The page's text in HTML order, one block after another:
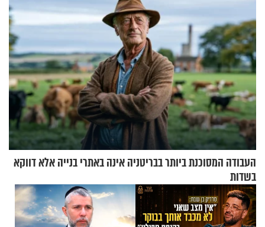
העבודה המסוכנת ביותר בבריטניה אינה באתרי בנייה אלא דווקא
בשדות